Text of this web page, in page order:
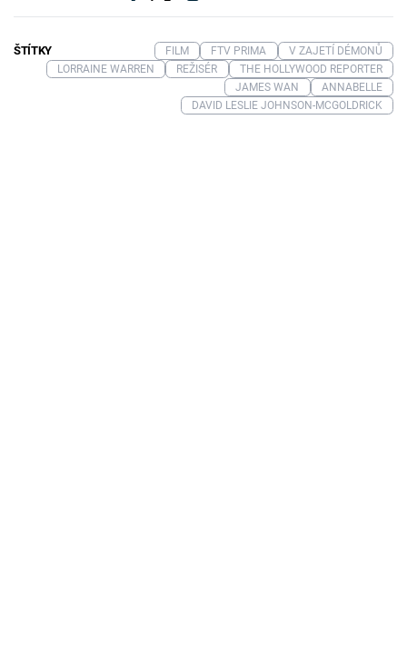
ŠTÍTKY FILM FTV PRIMA
V ZAJETÍ DÉMONŮ
LORRAINE WARREN
REŽISÉR
THE HOLLYWOOD REPORTER
JAMES WAN
ANNABELLE
DAVID LESLIE JOHNSON-MCGOLDRICK